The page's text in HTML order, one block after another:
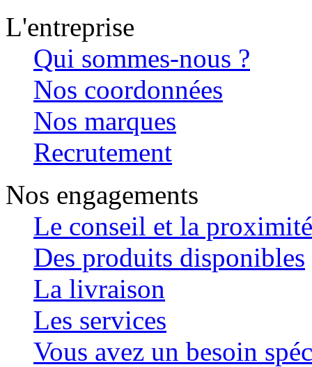
L'entreprise
Qui sommes-nous ?
Nos coordonnées
Nos marques
Recrutement
Nos engagements
Le conseil et la proximité
Des produits disponibles
La livraison
Les services
Vous avez un besoin